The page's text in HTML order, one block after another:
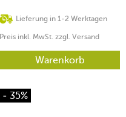
Lieferung in 1-2 Werktagen
Preis inkl. MwSt. zzgl. Versand
Warenkorb
- 35%